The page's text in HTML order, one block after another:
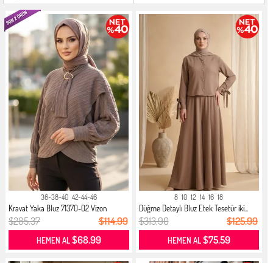
36-38-40 42-44-46
Kravat Yaka Bluz 71370-02 Vizon
$285.37 $114.99
HEMEN AL$68.99
8 10 12 14 16 18
Düğme Detaylı Bluz Etek Tesetür iki...
$313.90 $125.99
HEMEN AL$75.59